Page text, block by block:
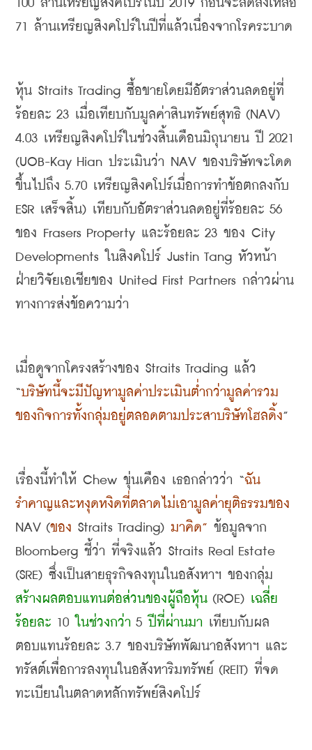
100 ล้านเหรียญสิงคโปร์ในปี 2019 ก่อนจะลดลงเหลือ
71 ล้านเหรียญสิงคโปร์ในปีที่แล้วเนื่องจากโรคระบาด
หุ้น Straits Trading ซื้อขายโดยมีอัตราส่วนลดอยู่ที่
ร้อยละ 23 เมื่อเทียบกับมูลค่าสินทรัพย์สุทธิ (NAV)
4.03 เหรียญสิงคโปร์ในช่วงสิ้นเดือนมิถุนายน ปี
2021
(UOB-Kay Hian ประเมินว่า NAV ของบริษัทจะโดด
ขึ้นไปถึง 5.70 เหรียญสิงคโปร์เมื่อการทำข้อตกลงกับ
ESR เสร็จสิ้น) เทียบกับอัตราส่วนลดอยู่ที่ร้อยละ
ของ Frasers Property และร้อยละ 23 ของ City
Developments
ในสิงคโปร์ Justin Tang หัวหน้า
ฝ่ายวิจัยเอเชียของ United First Partners กล่าวผ่าน
ทางการส่งข้อความว่า
เมื่อดูจากโครงสร้างของ Straits Trading แล้ว
“บริษัทนี้จะมีปัญหามูลค่าประเมินต่ำกว่ามูลค่ารวม
ของกิจการทั้งกลุ่มอยู่ตลอดตามประสาบริษัทโฮลดิ้ง”
เรื่องนี้ทำให้ Chew ขุ่นเคือง เธอกล่าวว่า “ฉัน
รำคาญและหงุดหงิดที่ตลาดไม่เอามูลค่ายุติธรรมของ
NAV (ของ Straits Trading) มาคิด” ข้อมูลจาก
Bloomberg ชี้ว่า ที่จริงแล้ว Straits Real Estate
(SRE) ซึ่งเป็นสายธุรกิจลงทุนในอสังหาฯ ของกลุ่ม
สร้างผลตอบแทนต่อส่วนของผู้ถือหุ้น (ROE) เฉลี่ย
ร้อยละ 10 ในช่วงกว่า 5 ปีที่ผ่านมา เทียบกับผล
ตอบแทนร้อยละ 3.7 ของบริษัทพัฒนาอสังหาฯ และ
ทรัสต์เพื่อการลงทุนในอสังหาริมทรัพย์ (REIT) ที่จด
ทะเบียนในตลาดหลักทรัพย์สิงคโปร์